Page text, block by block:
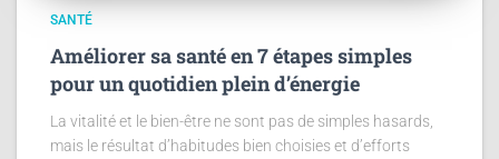
SANTÉ
Améliorer sa santé en 7 étapes simples
pour un quotidien plein d’énergie
La vitalité et le bien-être ne sont pas de simples hasards,
mais le résultat d’habitudes bien choisies et d’efforts